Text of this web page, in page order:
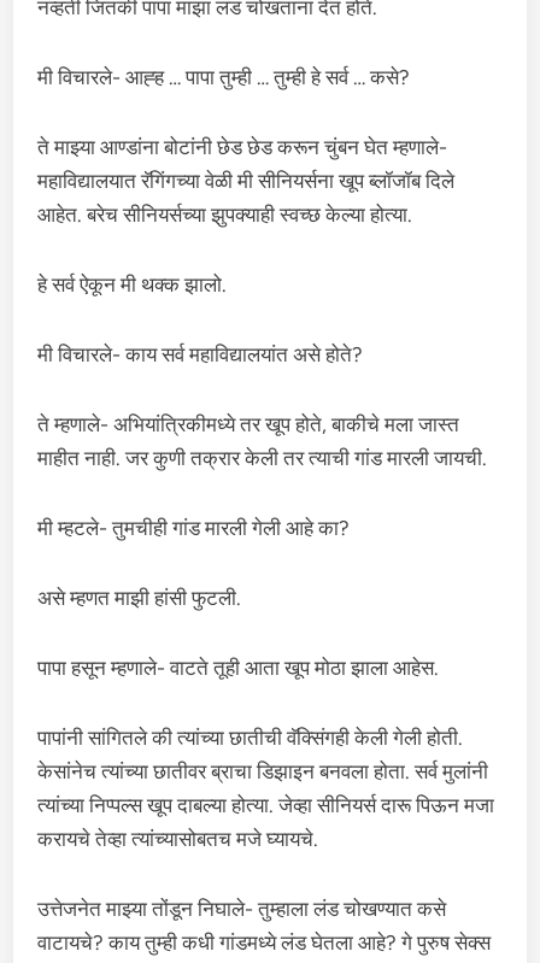
नव्हती जितकी पापा माझा लंड चोखताना देत होते.
मी विचारले- आह्ह … पापा तुम्ही … तुम्ही हे सर्व … कसे?
ते माझ्या आण्डांना बोटांनी छेड छेड करून चुंबन घेत म्हणाले-
महाविद्यालयात रॅगिंगच्या वेळी मी सीनियर्सना खूप ब्लॉजॉब दिले
आहेत. बरेच सीनियर्सच्या झुपक्याही स्वच्छ केल्या होत्या.
हे सर्व ऐकून मी थक्क झालो.
मी विचारले- काय सर्व महाविद्यालयांत असे होते?
ते म्हणाले- अभियांत्रिकीमध्ये तर खूप होते, बाकीचे मला जास्त
माहीत नाही. जर कुणी तक्रार केली तर त्याची गांड मारली जायची.
मी म्हटले- तुमचीही गांड मारली गेली आहे का?
असे म्हणत माझी हांसी फुटली.
पापा हसून म्हणाले- वाटते तूही आता खूप मोठा झाला आहेस.
पापांनी सांगितले की त्यांच्या छातीची वॅक्सिंगही केली गेली होती.
केसांनेच त्यांच्या छातीवर ब्राचा डिझाइन बनवला होता. सर्व मुलांनी
त्यांच्या निप्पल्स खूप दाबल्या होत्या. जेव्हा सीनियर्स दारू पिऊन मजा
करायचे तेव्हा त्यांच्यासोबतच मजे घ्यायचे.
उत्तेजनेत माझ्या तोंडून निघाले- तुम्हाला लंड चोखण्यात कसे
वाटायचे? काय तुम्ही कधी गांडमध्ये लंड घेतला आहे? गे पुरुष सेक्स